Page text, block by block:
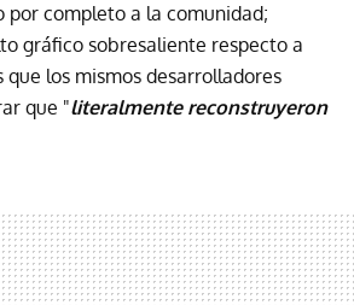
completo a la comunidad;
gráfico sobresaliente respecto a
los mismos desarrolladores
que "literalmente reconstruyeron